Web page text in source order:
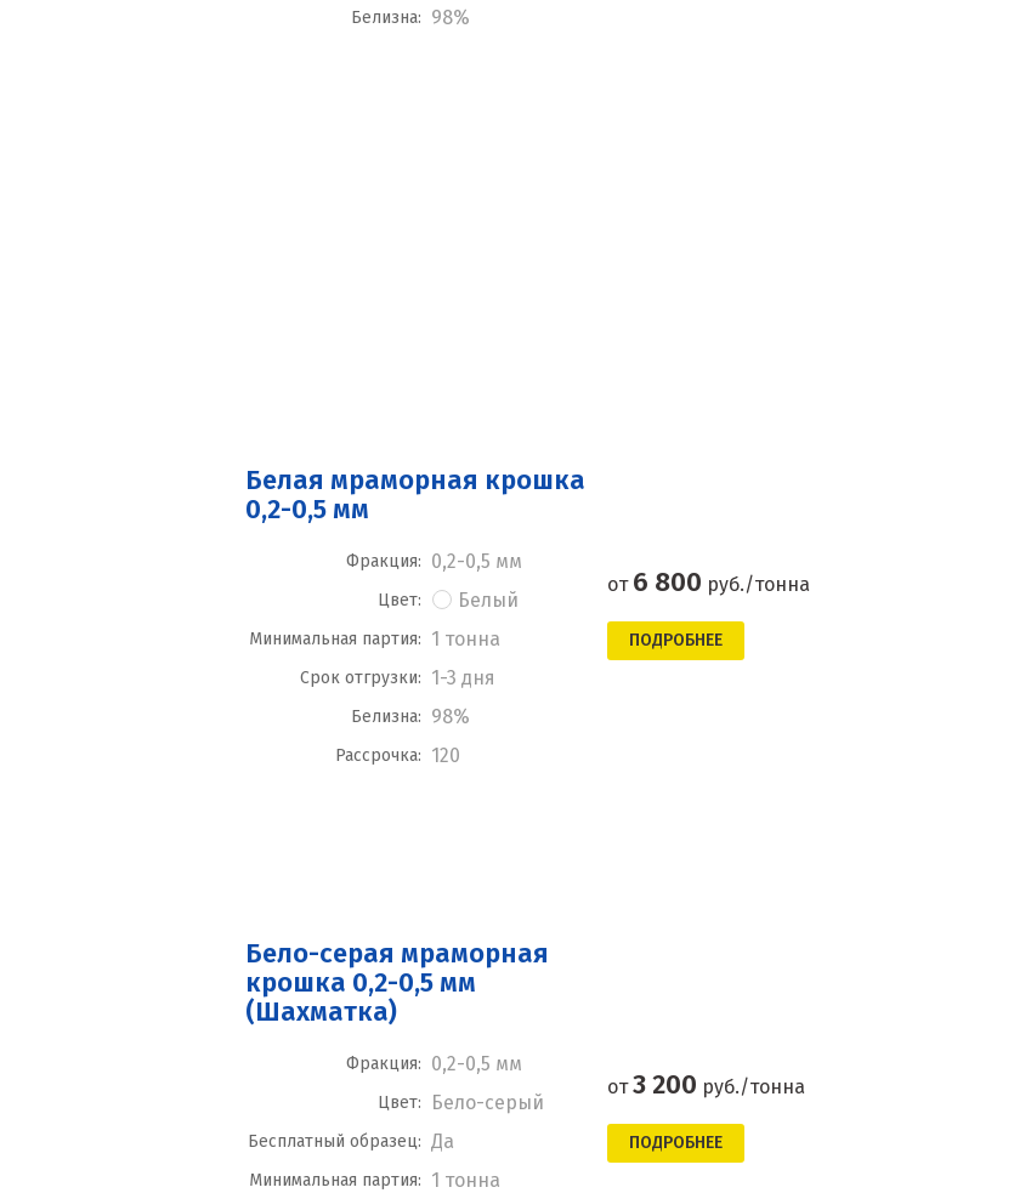
Белизна: 98%
Белая мраморная крошка
0,2-0,5 мм
Фракция: 0,2-0,5 мм
Цвет: Белый
Минимальная партия: 1 тонна
Срок отгрузки: 1-3 дня
Белизна: 98%
Рассрочка: 120
от 6 800 руб./тонна
ПОДРОБНЕЕ
Бело-серая мраморная
крошка 0,2-0,5 мм
(Шахматка)
Фракция: 0,2-0,5 мм
Цвет: Бело-серый
Бесплатный образец: Да
Минимальная партия: 1 тонна
от3 200 руб./тонна
ПОДРОБНЕЕ